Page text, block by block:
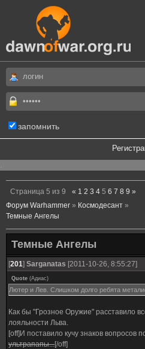
запомнить
.
Страница 5 из 9 « 1 2 3 4 5 6 7 8 9 »
Форум Warhammer » Космодесант »
Темные Ангелы
Темные Ангелы
[201] Sarganatas [2011-10-26, 8:55:27]
Quote (Адиас)
Лютер и Лев. Слишком долго ребята
Как бы "Грозное Оружие" расставило
лояльности Льва.
[off]И поставило кучу знаков вопросов
ультрапапы...[/off]